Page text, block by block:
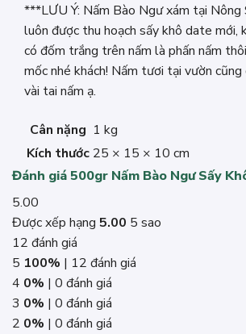
***LƯU Ý: Nấm Bào Ngư xám tại Nông
luôn được thu hoạch sấy khô date mới,
có đốm trắng trên nấm là phấn nấm
mốc nhé khách! Nấm tươi tại vườn
vài tai nấm ạ.
Cân nặng 1 kg
Kích thước 25 × 15 × 10 cm
Đánh giá 500gr Nấm Bào Ngư Sấy
5.00
Được xếp hạng 5.00 5 sao
12 đánh giá
5 100% | 12 đánh giá
4 0% | 0 đánh giá
3 0% | 0 đánh giá
2 0% | 0 đánh giá